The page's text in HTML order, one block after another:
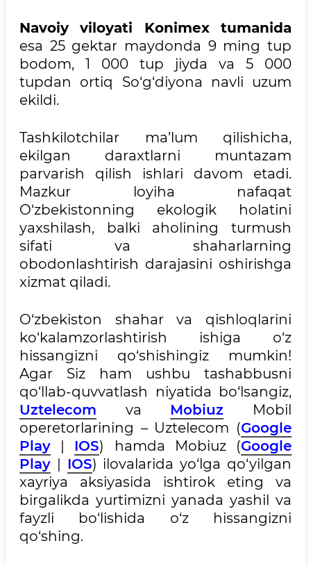
Navoiy viloyati Konimex tumanida
esa 25 gektar maydonda 9 ming tup
bodom, 1 000 tup jiyda va 5 000
tupdan ortiq So‘g‘diyona navli uzum
ekildi.
Tashkilotchilar ma’lum qilishicha,
ekilgan daraxtlarni muntazam
parvarish qilish ishlari davom etadi.
Mazkur loyiha nafaqat
O‘zbekistonning ekologik holatini
yaxshilash, balki aholining turmush
sifati va shaharlarning
obodonlashtirish darajasini oshirishga
xizmat qiladi.
O‘zbekiston shahar va qishloqlarini
ko‘kalamzorlashtirish ishiga o‘z
hissangizni qo‘shishingiz mumkin!
Agar Siz ham ushbu tashabbusni
qo‘llab-quvvatlash niyatida bo‘lsangiz,
Uztelecom
va Mobiuz Mobil
operetorlarining – Uztelecom (Google
Play
| IOS) hamda Mobiuz (Google
Play | IOS) ilovalarida yo‘lga qo‘yilgan
xayriya aksiyasida ishtirok eting va
birgalikda yurtimizni yanada yashil va
fayzli bo‘lishida o‘z hissangizni
qo‘shing.